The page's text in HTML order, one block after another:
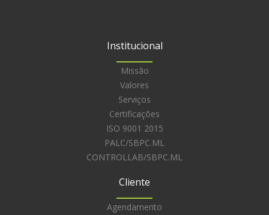
Institucional
Missão
Valores
Serviços
Certificações
ISO 9001 2015
PALC/SBPC.ML
CONTROLLAB/SBPC.ML
Cliente
Agendamento